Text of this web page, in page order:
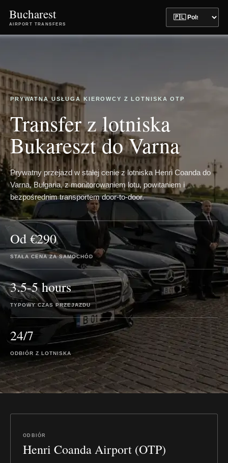
Bucharest
AIRPORT TRANSFERS
PRYWATNA USŁUGA KIEROWCY Z LOTNISKA OTP
Transfer z lotniska
Bukareszt do Varna
Prywatny przejazd w stałej cenie z lotniska Henri Coanda do
Varna, Bulgaria, z monitorowaniem lotu, powitaniem i
bezpośrednim transportem door-to-door.
Od €290
STAŁA CENA ZA SAMOCHÓD
3.5-5 hours
TYPOWY CZAS PRZEJAZDU
24/7
ODBIÓR Z LOTNISKA
ODBIÓR
Henri Coanda Airport (OTP)